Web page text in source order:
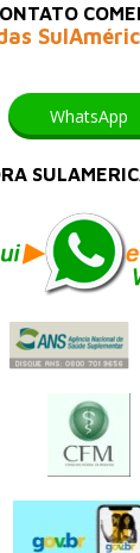
WhatsApp